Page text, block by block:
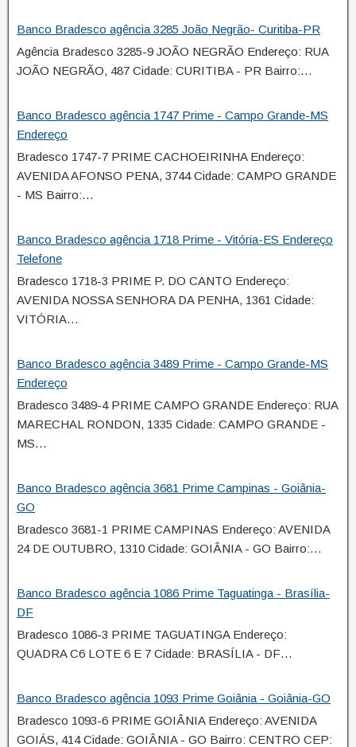
Banco Bradesco agência 3285 João Negrão- Curitiba-PR
Agência Bradesco 3285-9 JOÃO NEGRÃO Endereço: RUA
JOÃO NEGRÃO, 487 Cidade: CURITIBA - PR Bairro:…
Banco Bradesco agência 1747 Prime - Campo Grande-MS
Endereço
Bradesco 1747-7 PRIME CACHOEIRINHA Endereço:
AVENIDA AFONSO PENA, 3744 Cidade: CAMPO GRANDE
- MS Bairro:…
Banco Bradesco agência 1718 Prime - Vitória-ES Endereço
Telefone
Bradesco 1718-3 PRIME P. DO CANTO Endereço:
AVENIDA NOSSA SENHORA DA PENHA, 1361 Cidade:
VITÓRIA…
Banco Bradesco agência 3489 Prime - Campo Grande-MS
Endereço
Bradesco 3489-4 PRIME CAMPO GRANDE Endereço: RUA
MARECHAL RONDON, 1335 Cidade: CAMPO GRANDE -
MS…
Banco Bradesco agência 3681 Prime Campinas - Goiânia-
GO
Bradesco 3681-1 PRIME CAMPINAS Endereço: AVENIDA
24 DE OUTUBRO, 1310 Cidade: GOIÂNIA - GO Bairro:…
Banco Bradesco agência 1086 Prime Taguatinga - Brasília-
DF
Bradesco 1086-3 PRIME TAGUATINGA Endereço:
QUADRA C6 LOTE 6 E 7 Cidade: BRASÍLIA - DF…
Banco Bradesco agência 1093 Prime Goiânia - Goiânia-GO
Bradesco 1093-6 PRIME GOIÂNIA Endereço: AVENIDA
GOIÁS, 414 Cidade: GOIÂNIA - GO Bairro: CENTRO CEP: